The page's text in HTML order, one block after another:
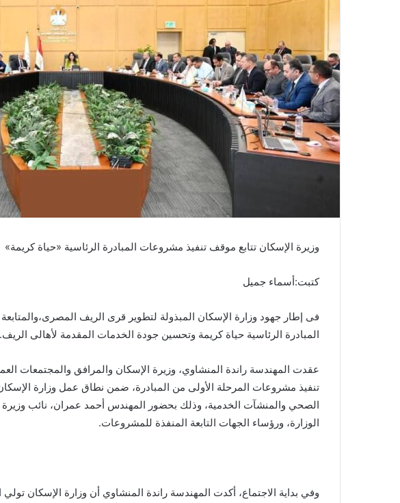
وزيرة الإسكان تتابع موقف تنفيذ مشروعات المبادرة الرئاسية «حياة كريمة»
كتبت:أسماء جميل
فى إطار جهود وزارة الإسكان المبذولة لتطوير قرى الريف
المبادرة الرئاسية حياة كريمة وتحسين جودة الخدمات المقدمة لأهالى
عقدت المهندسة راندة المنشاوي، وزيرة الإسكان والمرافق والمجتمعات
تنفيذ مشروعات المرحلة الأولى من المبادرة، ضمن نطاق عمل وزارة
الصحي والمنشآت الخدمية، وذلك بحضور المهندس أحمد عمران، نائب
الوزارة، ورؤساء الجهات التابعة المنفذة للمشروعات.
وفي بداية الاجتماع، أكدت المهندسة راندة المنشاوي أن وزارة الإسكان تولي